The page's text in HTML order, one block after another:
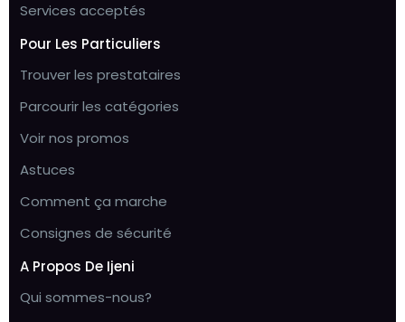
Services acceptés
Pour Les Particuliers
Trouver les prestataires
Parcourir les catégories
Voir nos promos
Astuces
Comment ça marche
Consignes de sécurité
A Propos De Ijeni
Qui sommes-nous?